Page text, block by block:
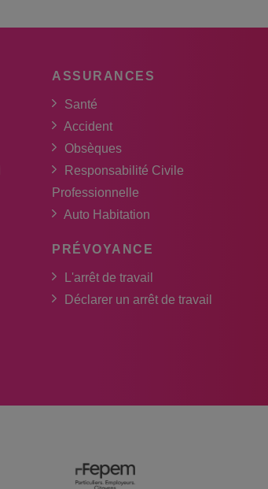
ASSURANCES
Santé
Accident
Obsèques
Responsabilité Civile
Professionnelle
Auto Habitation
PRÉVOYANCE
L'arrêt de travail
Déclarer un arrêt de travail